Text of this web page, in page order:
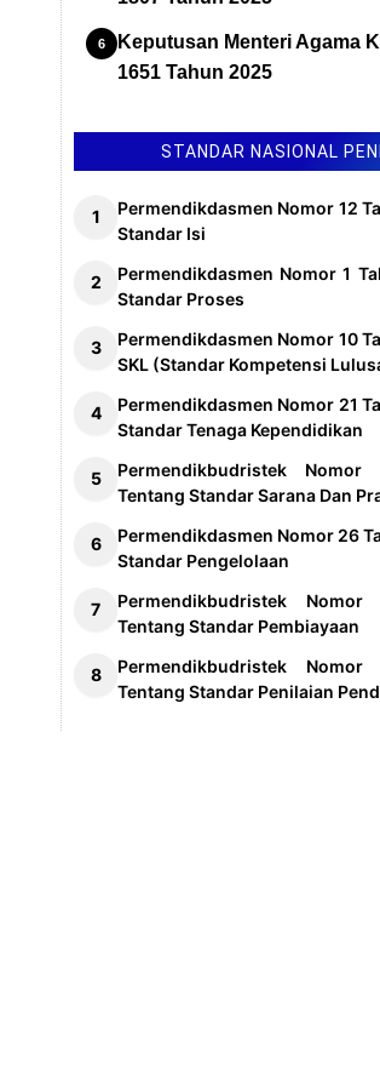
Keputusan Menteri Agama
1651 Tahun 2025
STANDAR NASIONAL
Permendikdasmen Nomor 12
Standar Isi
Permendikdasmen Nomor 1
Standar Proses
Permendikdasmen Nomor 10
SKL (Standar Kompetensi
Permendikdasmen Nomor 21
Standar Tenaga Kependidikan
Permendikbudristek
Tentang Standar Sarana Dan
Permendikdasmen Nomor 26
Standar Pengelolaan
Permendikbudristek
Tentang Standar Pembiayaan
Permendikbudristek
Tentang Standar Penilaian